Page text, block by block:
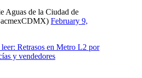
Aguas de la Ciudad de
February 9,
Retrasos en Metro L2 por
y vendedores